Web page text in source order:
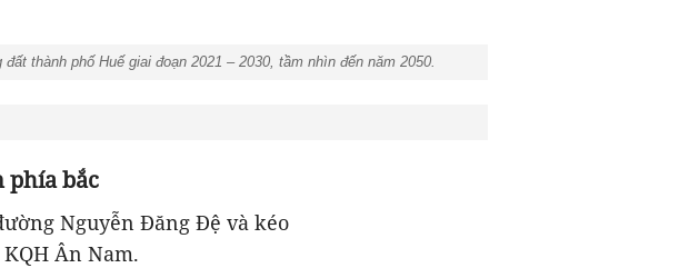
thành phố Huế giai đoạn 2021 – 2030, tầm nhìn đến năm 2050.
phía bắc
Nguyễn Đăng Đệ và kéo
Ân Nam.